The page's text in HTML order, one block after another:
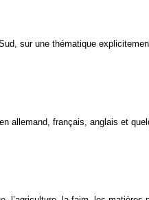
sur une thématique
allemand, français, anglais et